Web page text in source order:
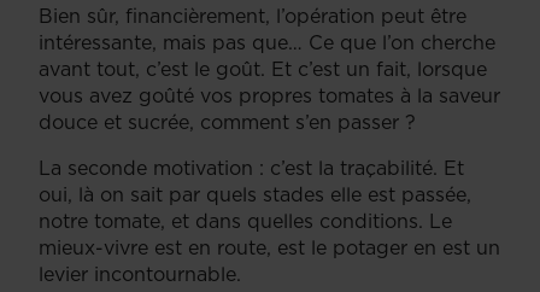
Bien sûr, financièrement, l’opération peut être
intéressante, mais pas que… Ce que l’on cherche
avant tout, c’est le goût. Et c’est un fait, lorsque
vous avez goûté vos propres tomates à la saveur
douce et sucrée, comment s’en passer ?
La seconde motivation : c’est la traçabilité. Et
oui, là on sait par quels stades elle est passée,
notre tomate, et dans quelles conditions. Le
mieux-vivre est en route, est le potager en est un
levier incontournable.